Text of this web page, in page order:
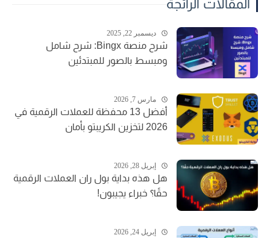
المقالات الرائجة
ديسمبر 22, 2025
شرح منصة Bingx: شرح شامل
ومبسط بالصور للمبتدئين
مارس 7, 2026
أفضل 13 محفظة للعملات الرقمية في
2026 لتخزين الكريبتو بأمان
إبريل 28, 2026
هل هذه بداية بول ران العملات الرقمية
حقًا؟ خبراء يجيبون!
إبريل 24, 2026